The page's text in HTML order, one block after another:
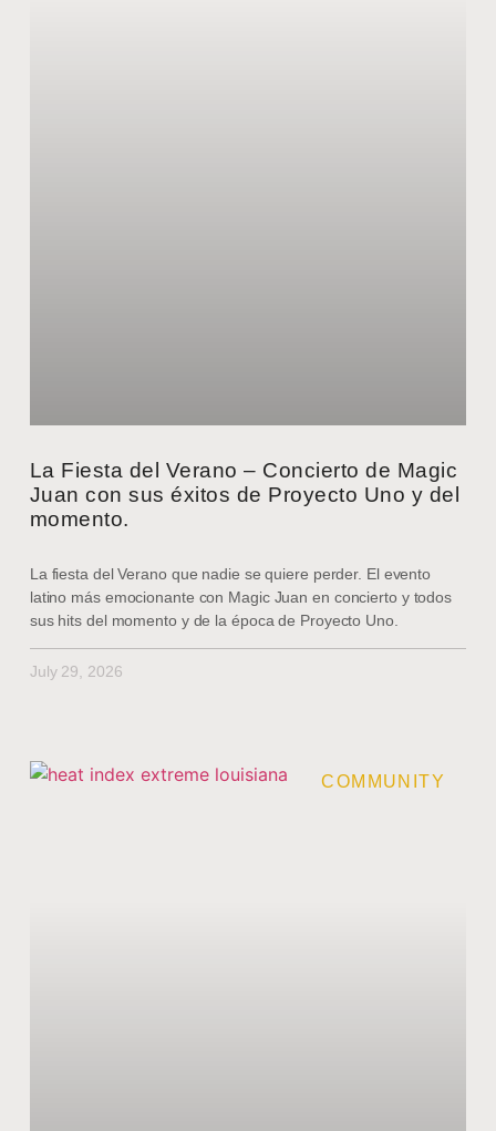
La Fiesta del Verano – Concierto de Magic
Juan con sus éxitos de Proyecto Uno y del
momento.
La fiesta del Verano que nadie se quiere perder. El evento
latino más emocionante con Magic Juan en concierto y todos
sus hits del momento y de la época de Proyecto Uno.
July 29, 2026
COMMUNITY